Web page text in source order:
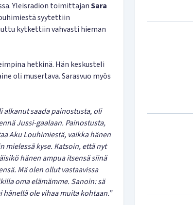
Yleisradion toimittajanSara
syytettiin
kytkettiin vahvasti hieman
hetkinä. Hän keskusteli
oli musertava. Sarasvuo myös
alkanut saada painostusta, oli
Jussi-gaalaan. Painostusta,
Aku Louhimiestä, vaikka hänen
mielessä kyse. Katsoin, että nyt
hänen ampua itsensä siinä
Mä olen ollut vastaavissa
oma elämämme. Sanoin: sä
ole vihaa muita kohtaan.”